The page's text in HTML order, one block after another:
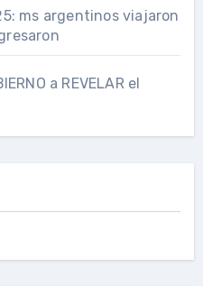
ms argentinos viajaron
a REVELAR el